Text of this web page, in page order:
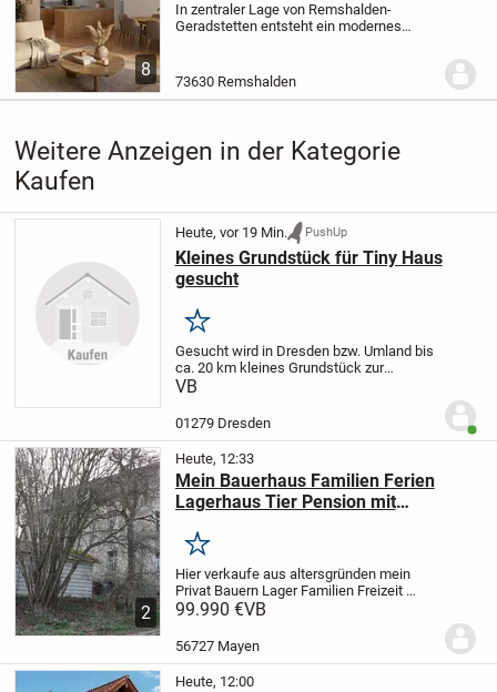
8
In zentraler Lage von Remshalden-
Geradstetten entsteht ein modernes
Eigentumswohnungen.
73630 Remshalden
Weitere Anzeigen in der Kategorie
Kaufen
Heute, vor 19 Min. PushUp
Kleines Grundstück für Tiny Haus
gesucht
Merken
Gesucht wird in Dresden bzw. Umland bis
ca. 20 km kleines Grundstück zur
Pacht/Miete/Kauf für Stellung eines Tiny
VB
01279 Dresden
2
Heute, 12:33
Mein Bauerhaus Familien Ferien
Lagerhaus Tier Pension mit
Merken
Hier verkaufe aus altersgründen mein
Privat Bauern Lager Familien Freizeit
Ferien Haus mit Garten+Campen
möglich,rundum Grundstück 205
qm+mehr möglich,Haus 100qm,9...
99.990 €VB
56727 Mayen
Heute, 12:00